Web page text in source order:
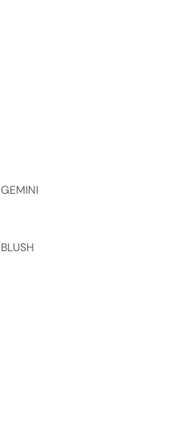
GEMINI
BLUSH